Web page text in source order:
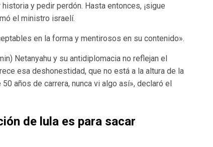
y pedir perdón. Hasta entonces, ¡sigue
el ministro israelí.
en la forma y mentirosos en su contenido».
Netanyahu y su antidiplomacia no reflejan el
esa deshonestidad, que no está a la altura de la
años de carrera, nunca vi algo así», declaró el
de lula es para sacar